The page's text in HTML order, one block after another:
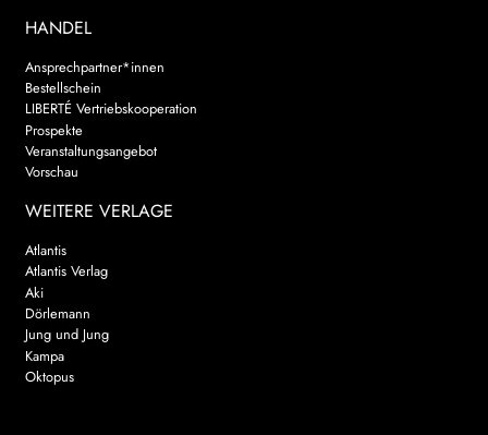
HANDEL
Ansprechpartner*innen
Bestellschein
LIBERTÉ Vertriebskooperation
Prospekte
Veranstaltungsangebot
Vorschau
WEITERE VERLAGE
Atlantis
Atlantis Verlag
Aki
Dörlemann
Jung und Jung
Kampa
Oktopus